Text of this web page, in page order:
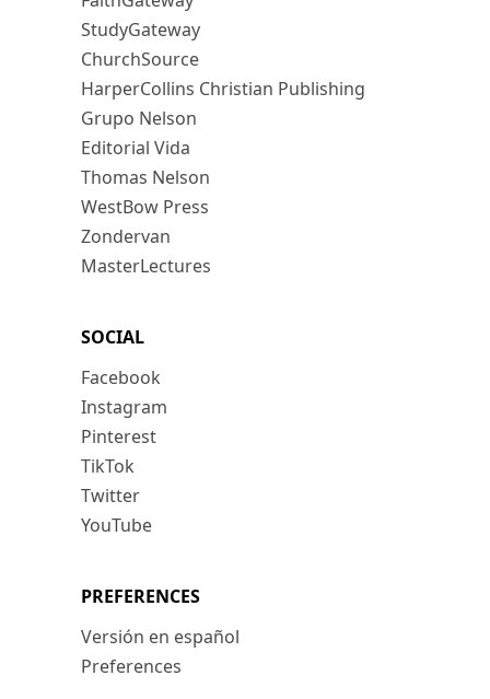
StudyGateway
ChurchSource
HarperCollins Christian Publishing
Grupo Nelson
Editorial Vida
Thomas Nelson
WestBow Press
Zondervan
MasterLectures
SOCIAL
Facebook
Instagram
Pinterest
TikTok
Twitter
YouTube
PREFERENCES
Versión en español
Preferences